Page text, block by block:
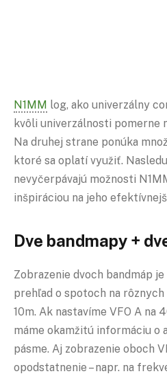
N1MM log, ako univerzálny
kvôli univerzálnosti pomerne
Na druhej strane ponúka
ktoré sa oplatí využiť.
nevyčerpávajú možnosti
inšpiráciou na jeho
Dve bandmapy +
Zobrazenie dvoch bandmáp
prehľad o spotoch na rôznych
10m. Ak nastavíme VFO A na
máme okamžitú informáciu
pásme. Aj zobrazenie oboch
opodstatnenie – napr. na